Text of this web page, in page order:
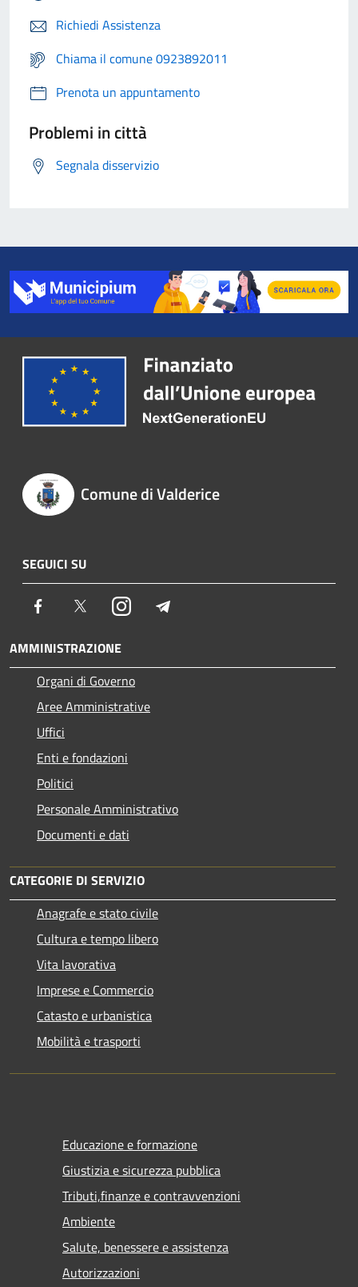
Richiedi Assistenza
Chiama il comune 0923892011
Prenota un appuntamento
Problemi in città
Segnala disservizio
Comune di Valderice
SEGUICI SU
Facebook TwitterInstagram
AMMINISTRAZIONE
Organi di Governo
Aree Amministrative
Uffici
Enti e fondazioni
Politici
Personale Amministrativo
Documenti e dati
CATEGORIE DI SERVIZIO
Anagrafe e stato civile
Cultura e tempo libero
Vita lavorativa
Imprese e Commercio
Catasto e urbanistica
Mobilità e trasporti
Educazione e formazione
Giustizia e sicurezza pubblica
Tributi,finanze e contravvenzioni
Ambiente
Salute, benessere e assistenza
Autorizzazioni